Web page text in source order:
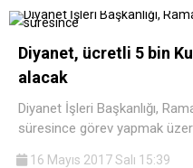
Diyanet, ücretli 5 bin
alacak
Diyanet İşleri Başkanlığı,
süresince görev yapmak
16 Mayıs 2017 Salı 15:39